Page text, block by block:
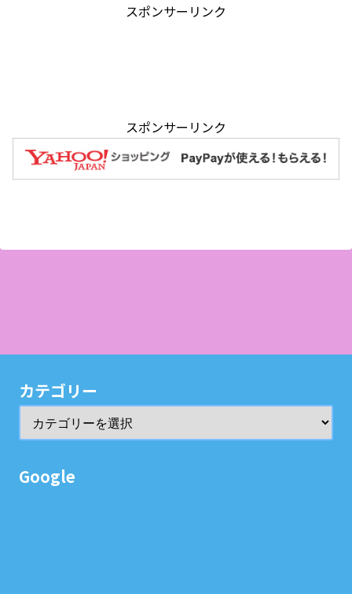
スポンサーリンク
スポンサーリンク
カテゴリー
Google